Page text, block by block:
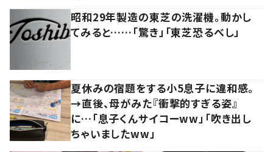
昭和29年製造の東芝の洗濯機。動かし
てみると……「驚き」「東芝恐るべし」
夏休みの宿題をする小5息子に違和感。
→直後、母がみた『衝撃的すぎる姿』
に…「息子くんサイコーww」「吹き出し
ちゃいましたww」